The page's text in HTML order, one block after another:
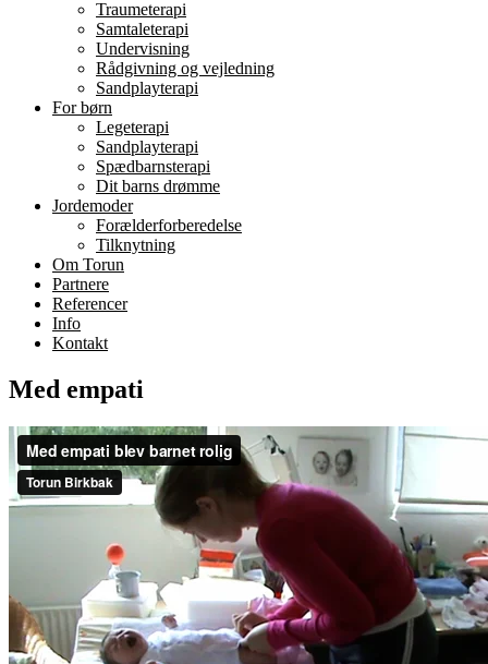
Traumeterapi
Samtaleterapi
Undervisning
Rådgivning og vejledning
Sandplayterapi
For børn
Legeterapi
Sandplayterapi
Spædbarnsterapi
Dit barns drømme
Jordemoder
Forælderforberedelse
Tilknytning
Om Torun
Partnere
Referencer
Info
Kontakt
Med empati